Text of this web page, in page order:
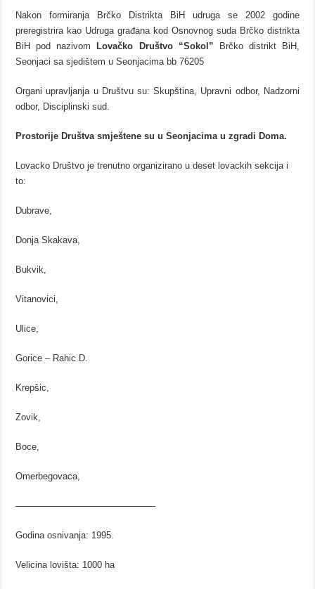
Nakon formiranja Brčko Distrikta BiH udruga se 2002 godine
preregistrira kao Udruga građana kod Osnovnog suda Brčko distrikta
BiH pod nazivom
Lovačko Društvo “Sokol” Brčko distrikt BiH,
Seonjaci sa sjedištem u Seonjacima bb 76205
Organi upravljanja u Društvu su: Skupština, Upravni odbor, Nadzorni
odbor, Disciplinski sud.
Prostorije Društva smještene su u Seonjacima u zgradi Doma.
Lovacko Društvo je trenutno organizirano u deset lovackih sekcija i
to:
Dubrave,
Donja Skakava,
Bukvik,
Vitanovici,
Ulice,
Gorice – Rahic D.
Krepšic,
Zovik,
Boce,
Omerbegovaca,
———————————————-
Godina osnivanja: 1995.
Velicina lovišta: 1000 ha